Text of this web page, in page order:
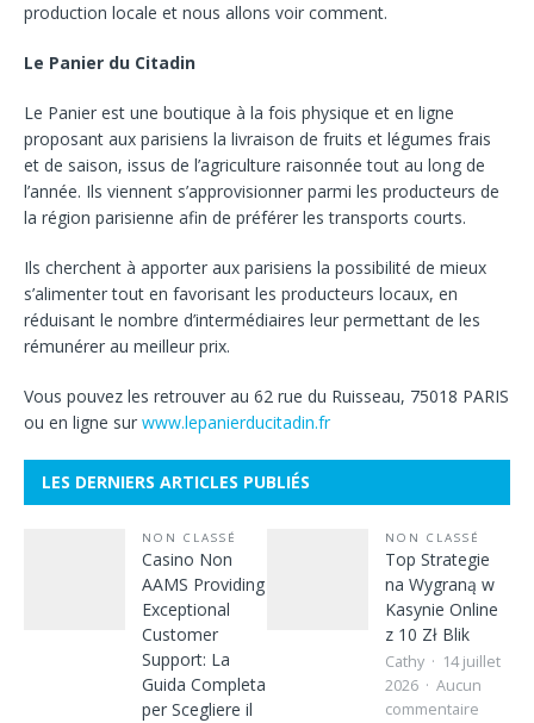
production locale et nous allons voir comment.
Le Panier du Citadin
Le Panier est une boutique à la fois physique et en ligne
proposant aux parisiens la livraison de fruits et légumes frais
et de saison, issus de l’agriculture raisonnée tout au long de
l’année. Ils viennent s’approvisionner parmi les producteurs de
la région parisienne afin de préférer les transports courts.
Ils cherchent à apporter aux parisiens la possibilité de mieux
s’alimenter tout en favorisant les producteurs locaux, en
réduisant le nombre d’intermédiaires leur permettant de les
rémunérer au meilleur prix.
Vous pouvez les retrouver au 62 rue du Ruisseau, 75018 PARIS
ou en ligne sur www.lepanierducitadin.fr
LES DERNIERS ARTICLES PUBLIÉS
NON CLASSÉ
Casino Non
AAMS Providing
Exceptional
Customer
Support: La
Guida Completa
per Scegliere il
NON CLASSÉ
Top Strategie
na Wygraną w
Kasynie Online
z 10 Zł Blik
Cathy
14 juillet
2026
Aucun
commentaire